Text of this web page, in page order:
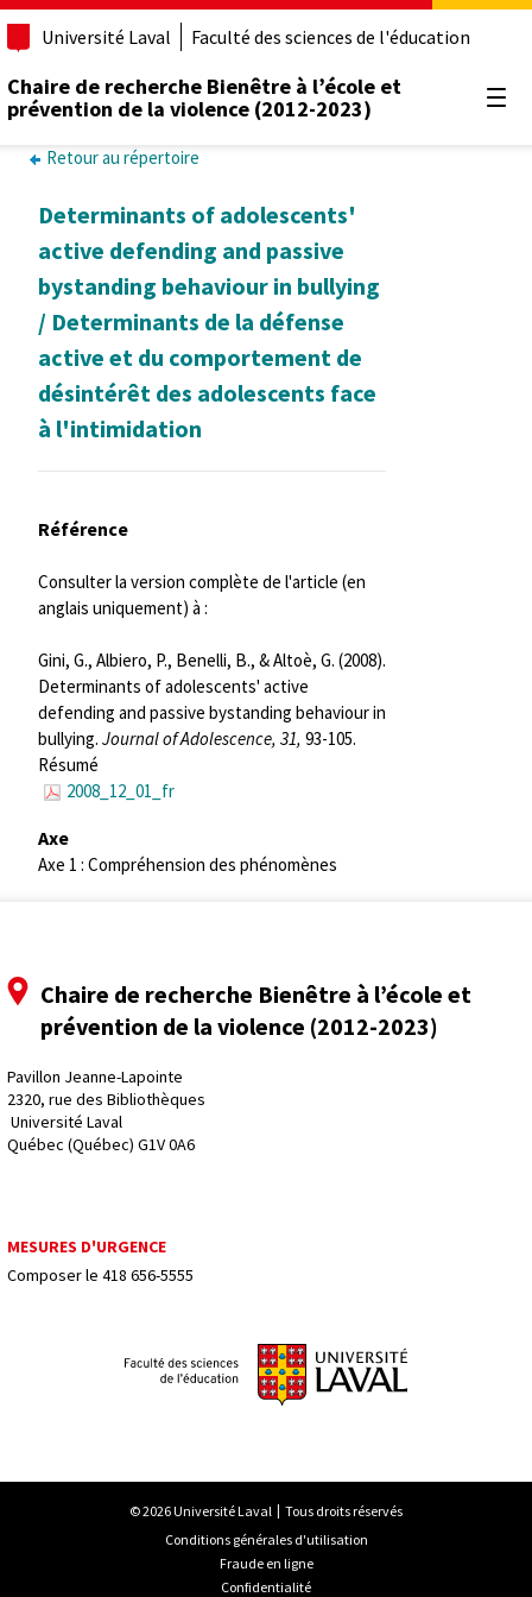
Université Laval Faculté des sciences de l'éducation
Chaire de recherche Bienêtre à l’école et
prévention de la violence (2012-2023)
Retour au répertoire
Determinants of adolescents'
active defending and passive
bystanding behaviour in bullying
/ Determinants de la défense
active et du comportement de
désintérêt des adolescents face
à l'intimidation
Référence
Consulter la version complète de l'article (en
anglais uniquement) à :
Gini, G., Albiero, P., Benelli, B., & Altoè, G. (2008).
Determinants of adolescents' active
defending and passive bystanding behaviour in
bullying. Journal of Adolescence, 31, 93-105.
Résumé
2008_12_01_fr
Axe
Axe 1 : Compréhension des phénomènes
Chaire de recherche Bienêtre à l’école et
prévention de la violence (2012-2023)
Pavillon Jeanne-Lapointe
2320, rue des Bibliothèques
Université Laval
Québec (Québec) G1V 0A6
MESURES D'URGENCE
Composer le 418 656-5555
© 2026 Université Laval
Tous droits réservés
Conditions générales d'utilisation
Fraude en ligne
Confidentialité